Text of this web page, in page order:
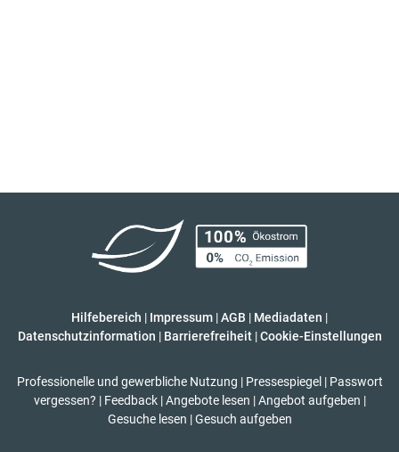
Hilfebereich | Impressum |AGB | Mediadaten |
Datenschutzinformation | Barrierefreiheit | Cookie-Einstellungen
Professionelle und gewerbliche Nutzung | Pressespiegel | Passwort
vergessen? | Feedback | Angebote lesen | Angebot aufgeben |
Gesuche lesen | Gesuch aufgeben